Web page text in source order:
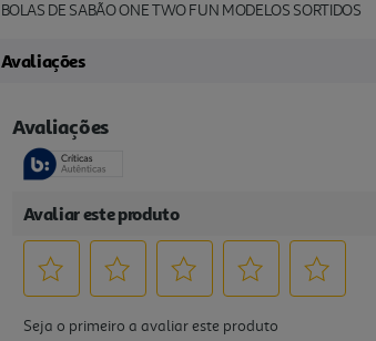
BOLAS DE SABÃO ONE TWO FUN MODELOS SORTIDOS
Avaliações